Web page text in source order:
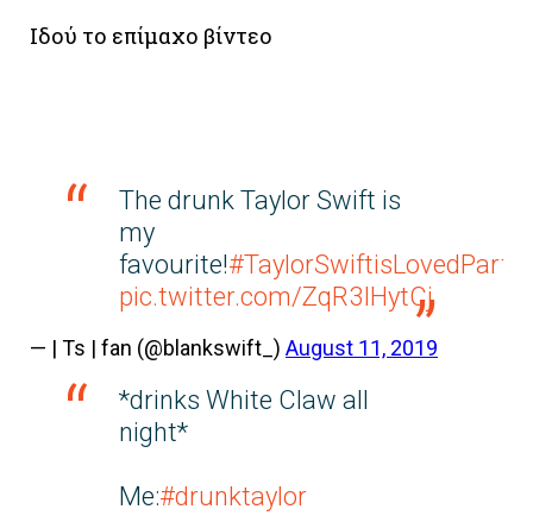
Ιδού το επίμαχο βίντεο
The drunk Taylor Swift is
my
favourite!#TaylorSwiftisLovedParty
pic.twitter.com/ZqR3IHytCj
— | Ts | fan (@blankswift_) August 11, 2019
*drinks White Claw all
night*
Me:#drunktaylor